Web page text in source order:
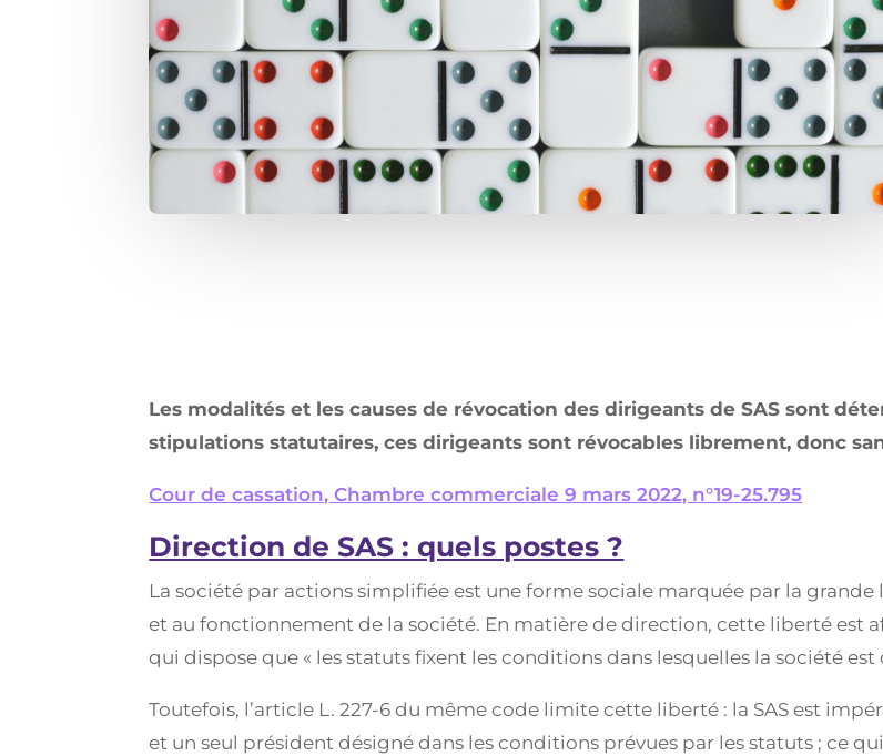
Les modalités et les causes de révocation des dirigeants de SAS sont
stipulations statutaires, ces dirigeants sont révocables librement, donc
Cour de cassation, Chambre commerciale 9 mars 2022, n°19-25.795
Direction de SAS : quels postes ?
La société par actions simplifiée est une forme sociale marquée par la grande
et au fonctionnement de la société. En matière de direction, cette liberté est
qui dispose que « les statuts fixent les conditions dans lesquelles la société est
Toutefois, l’article L. 227-6 du même code limite cette liberté : la SAS est
et un seul président désigné dans les conditions prévues par les statuts ; ce